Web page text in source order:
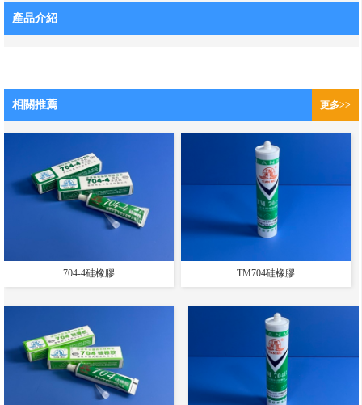
產品介紹
相關推薦 更多>>
704-4硅橡膠 TM704硅橡膠